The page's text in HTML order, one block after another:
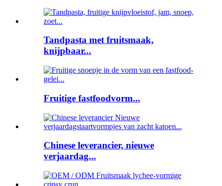
Tandpasta met fruitsmaak,
knijpbaar...
Fruitige fastfoodvorm...
Chinese leverancier, nieuwe
verjaardag...